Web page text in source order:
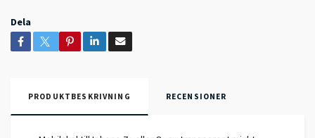
Dela
PRODUKTBESKRIVNING RECENSIONER